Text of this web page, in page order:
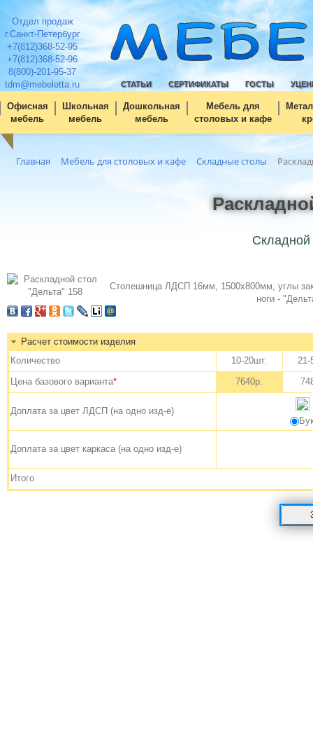
Отдел продаж
г.Санкт-Петербург
+7(812)368-52-95
+7(812)368-52-96
8(800)-201-95-37
tdm@mebeletta.ru
СТАТЬИ СЕРТИФИКАТЫ ГОСТЫ
Офисная
мебель
Школьная
мебель
Дошкольная
мебель
Мебель для
столовых и кафе
Главная Мебель для столовых и кафе Складные столы
Столешница ЛДСП 16мм, 1500х800мм, углы
ноги -
Расчет стоимости изделия
Количество
10-20шт.
21-
Цена базового варианта* 7640р.
Доплата за цвет ЛДСП (на одно изд-е)
Доплата за цвет каркаса (на одно изд-е)
Итого